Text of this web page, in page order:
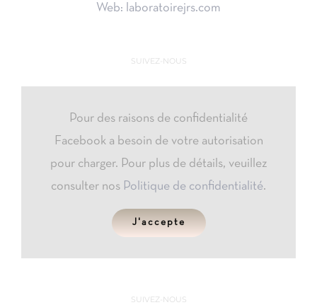
Web: laboratoirejrs.com
SUIVEZ-NOUS
Pour des raisons de confidentialité
Facebook a besoin de votre autorisation
pour charger. Pour plus de détails, veuillez
consulter nos Politique de confidentialité.
J'accepte
SUIVEZ-NOUS